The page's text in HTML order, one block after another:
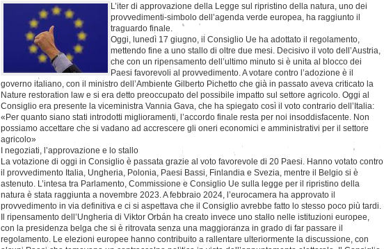
L’iter di approvazione della Legge sul ripristino della natura, uno dei
provvedimenti-simbolo dell’agenda verde europea, ha raggiunto il
traguardo finale.
Oggi, lunedì 17 giugno, il Consiglio Ue ha adottato il regolamento,
mettendo fine a uno stallo di oltre due mesi. Decisivo il voto dell’Austria,
che con un ripensamento dell’ultimo minuto si è unita al blocco dei
Paesi favorevoli al provvedimento. A votare contro l’adozione è il
governo italiano, con il ministro dell’Ambiente Gilberto Pichetto che già in passato aveva criticato la
Nature restoration law e si era detto preoccupato del possibile impatto sul settore agricolo. Oggi al
Consiglio era presente la viceministra Vannia Gava, che ha spiegato così il voto contrario dell’Italia:
«Per quanto siano stati introdotti miglioramenti, l’accordo finale resta per noi insoddisfacente. Non
possiamo accettare che si vadano ad accrescere gli oneri economici e amministrativi per il settore
agricolo»
I negoziati, l’approvazione e lo stallo
La votazione di oggi in Consiglio è passata grazie al voto favorevole di 20 Paesi. Hanno votato contro
il provvedimento Italia, Ungheria, Polonia, Paesi Bassi, Finlandia e Svezia, mentre il Belgio si è
astenuto. L’intesa tra Parlamento, Commissione e Consiglio Ue sulla legge per il ripristino della
natura è stata raggiunta a novembre 2023. A febbraio 2024, l’eurocamera ha approvato il
provvedimento in via definitiva e ci si aspettava che il Consiglio avrebbe fatto lo stesso poco più tardi.
Il ripensamento dell’Ungheria di Viktor Orbán ha creato invece uno stallo nelle istituzioni europee,
con la presidenza belga che si è ritrovata senza una maggioranza in grado di far passare il
regolamento. Le elezioni europee hanno contribuito a rallentare ulteriormente la discussione, con